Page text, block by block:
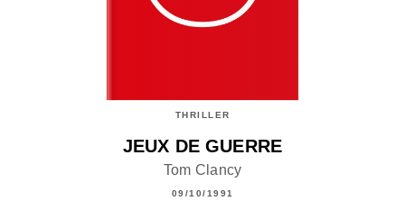
THRILLER
JEUX DE GUERRE
Tom Clancy
09/10/1991